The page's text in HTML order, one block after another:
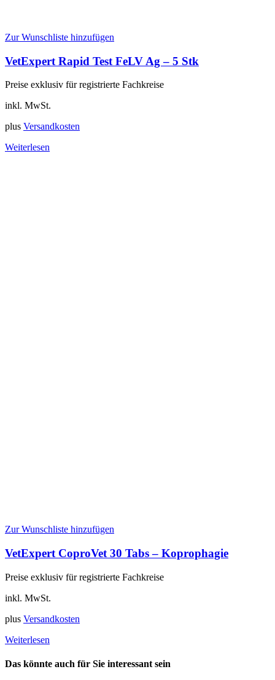
Zur Wunschliste hinzufügen
VetExpert Rapid Test FeLV Ag – 5 Stk
Preise exklusiv für registrierte Fachkreise
inkl. MwSt.
plus Versandkosten
Weiterlesen
Zur Wunschliste hinzufügen
VetExpert CoproVet 30 Tabs – Koprophagie
Preise exklusiv für registrierte Fachkreise
inkl. MwSt.
plus Versandkosten
Weiterlesen
Das könnte auch für Sie interessant sein